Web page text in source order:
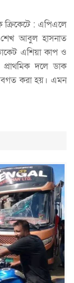
: এপিএলে
আবুল হাসনাত
এশিয়া কাপ ও
প্রাথমিক দলে ডাক
করা হয়। এমন